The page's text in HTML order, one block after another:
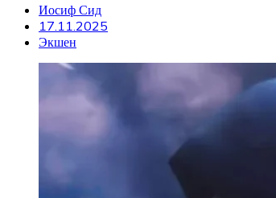
Иосиф Сид
17.11.2025
Экшен